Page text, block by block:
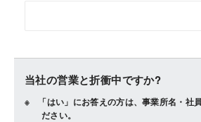
当社の営業と折衝中ですか?
「はい」にお答えの方は、事業所名・社
ださい。